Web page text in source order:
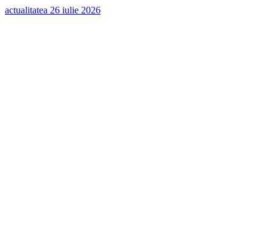
actualitatea 26 iulie 2026